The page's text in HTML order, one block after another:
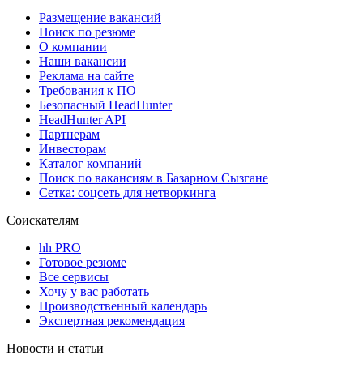
Размещение вакансий
Поиск по резюме
О компании
Наши вакансии
Реклама на сайте
Требования к ПО
Безопасный HeadHunter
HeadHunter API
Партнерам
Инвесторам
Каталог компаний
Поиск по вакансиям в Базарном Сызгане
Сетка: соцсеть для нетворкинга
Соискателям
hh PRO
Готовое резюме
Все сервисы
Хочу у вас работать
Производственный календарь
Экспертная рекомендация
Новости и статьи